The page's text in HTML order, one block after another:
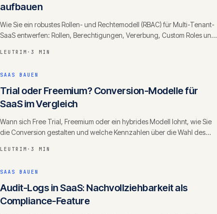
aufbauen
Wie Sie ein robustes Rollen- und Rechtemodell (RBAC) für Multi-Tenant-
SaaS entwerfen: Rollen, Berechtigungen, Vererbung, Custom Roles und
LEUTRIM · 3 MIN
SAAS BAUEN
Trial oder Freemium? Conversion-Modelle für
SaaS im Vergleich
Wann sich Free Trial, Freemium oder ein hybrides Modell lohnt, wie Sie
die Conversion gestalten und welche Kennzahlen über die Wahl des
LEUTRIM · 3 MIN
SAAS BAUEN
Audit-Logs in SaaS: Nachvollziehbarkeit als
Compliance-Feature